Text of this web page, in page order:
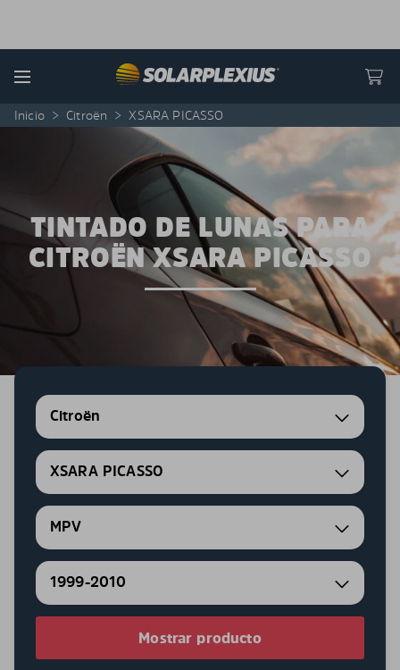
Menu
Inicio > Citroën > XSARA PICASSO
TINTADO DE LUNAS PARA
CITROËN XSARA PICASSO
Citroën
XSARA PICASSO
MPV
1999-2010
Mostrar producto